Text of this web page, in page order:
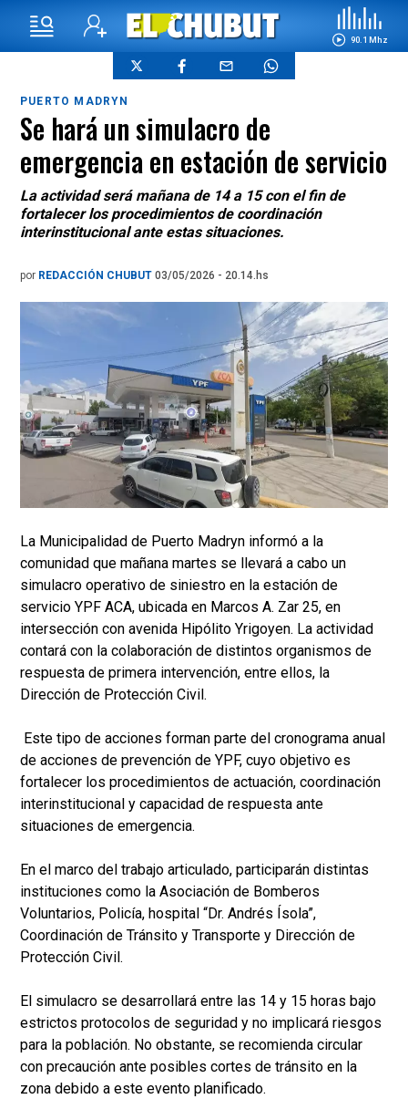
90.1 Mhz
PUERTO MADRYN
Se hará un simulacro de
emergencia en estación de servicio
La actividad será mañana de 14 a 15 con el fin de
fortalecer los procedimientos de coordinación
interinstitucional ante estas situaciones.
por REDACCIÓN CHUBUT 03/05/2026 - 20.14.hs
La Municipalidad de Puerto Madryn informó a la
comunidad que mañana martes se llevará a cabo un
simulacro operativo de siniestro en la estación de
servicio YPF ACA, ubicada en Marcos A. Zar 25, en
intersección con avenida Hipólito Yrigoyen. La actividad
contará con la colaboración de distintos organismos de
respuesta de primera intervención, entre ellos, la
Dirección de Protección Civil.
Este tipo de acciones forman parte del cronograma anual
de acciones de prevención de YPF, cuyo objetivo es
fortalecer los procedimientos de actuación, coordinación
interinstitucional y capacidad de respuesta ante
situaciones de emergencia.
En el marco del trabajo articulado, participarán distintas
instituciones como la Asociación de Bomberos
Voluntarios, Policía, hospital “Dr. Andrés Ísola”,
Coordinación de Tránsito y Transporte y Dirección de
Protección Civil.
El simulacro se desarrollará entre las 14 y 15 horas bajo
estrictos protocolos de seguridad y no implicará riesgos
para la población. No obstante, se recomienda circular
con precaución ante posibles cortes de tránsito en la
zona debido a este evento planificado.